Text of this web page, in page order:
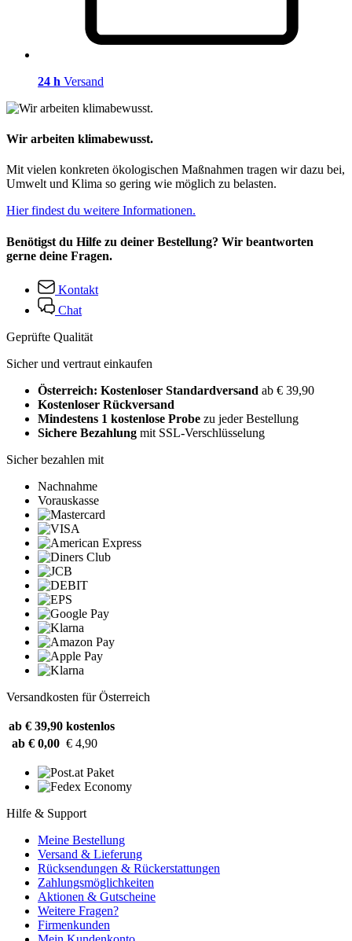
24 h Versand
Wir arbeiten klimabewusst.
Mit vielen konkreten ökologischen Maßnahmen tragen wir dazu bei,
Umwelt und Klima so gering wie möglich zu belasten.
Hier findest du weitere Informationen.
Benötigst du Hilfe zu deiner Bestellung? Wir beantworten
gerne deine Fragen.
Kontakt
Chat
Geprüfte Qualität
Sicher und vertraut einkaufen
Österreich: Kostenloser Standardversand ab € 39,90
Kostenloser Rückversand
Mindestens 1 kostenlose Probe zu jeder Bestellung
Sichere Bezahlung mit SSL-Verschlüsselung
Sicher bezahlen mit
Nachnahme
Vorauskasse
Versandkosten für Österreich
ab € 39,90 kostenlos
ab € 0,00 € 4,90
Hilfe & Support
Meine Bestellung
Versand & Lieferung
Rücksendungen & Rückerstattungen
Zahlungsmöglichkeiten
Aktionen & Gutscheine
Weitere Fragen?
Firmenkunden